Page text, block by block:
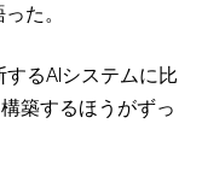
た。
するAIシステムに比
築するほうがずっ